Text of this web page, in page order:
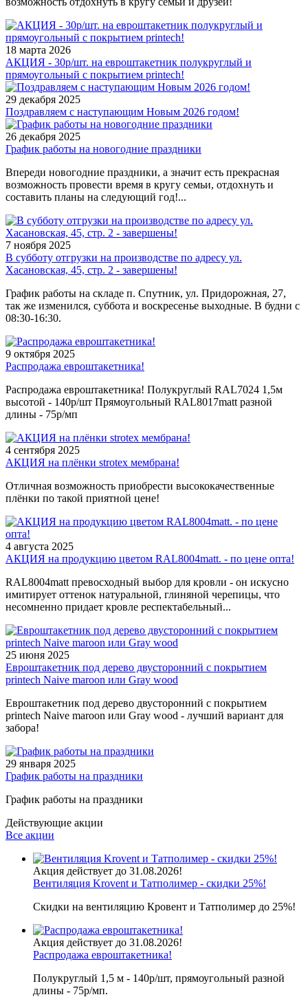
18 марта 2026
АКЦИЯ - 30р/шт. на евроштакетник полукруглый и
прямоугольный с покрытием printech!
29 декабря 2025
Поздравляем с наступающим Новым 2026 годом!
26 декабря 2025
График работы на новогодние праздники
Впереди новогодние праздники, а значит есть прекрасная
возможность провести время в кругу семьи, отдохнуть и
составить планы на следующий год!...
7 ноября 2025
В субботу отгрузки на производстве по адресу ул.
Хасановская, 45, стр. 2 - завершены!
График работы на складе п. Спутник, ул. Придорожная, 27,
так же изменился, суббота и воскресенье выходные. В будни с
08:30-16:30.
9 октября 2025
Распродажа евроштакетника!
Распродажа евроштакетника! Полукруглый RAL7024 1,5м
высотой - 140р/шт Прямоугольный RAL8017matt разной
длины - 75р/мп
4 сентября 2025
АКЦИЯ на плёнки strotex мембрана!
Отличная возможность приобрести высококачественные
плёнки по такой приятной цене!
4 августа 2025
АКЦИЯ на продукцию цветом RAL8004matt. - по цене опта!
RAL8004matt превосходный выбор для кровли - он искусно
имитирует оттенок натуральной, глиняной черепицы, что
несомненно придает кровле респектабельный...
25 июня 2025
Евроштакетник под дерево двусторонний с покрытием
printech Naive maroon или Gray wood
Евроштакетник под дерево двусторонний с покрытием
printech Naive maroon или Gray wood - лучший вариант для
забора!
29 января 2025
График работы на праздники
График работы на праздники
Действующие акции
Все акции
Акция действует до 31.08.2026!
Вентиляция Krovent и Татполимер - скидки 25%!
Скидки на вентиляцию Кровент и Татполимер до 25%!
Акция действует до 31.08.2026!
Распродажа евроштакетника!
Полукруглый 1,5 м - 140р/шт, прямоугольный разной
длины - 75р/мп.